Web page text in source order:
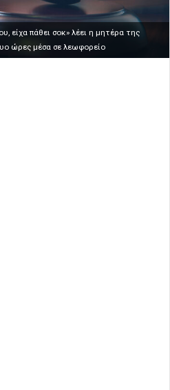
είχα πάθει σοκ» λέει η μητέρα της
ώρες μέσα σε λεωφορείο